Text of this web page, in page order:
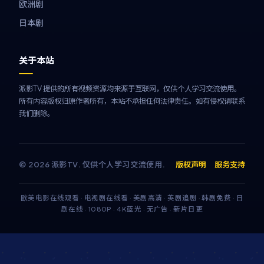
欧洲剧
日本剧
关于本站
派影TV 提供的所有视频资源均来源于互联网，仅供个人学习交流使用。
所有内容版权归原作者所有，本站不承担任何法律责任。如有侵权请联系
我们删除。
© 2026 派影TV. 仅供个人学习交流使用. 版权声明 服务支持
欧美电影在线观看 · 电视剧在线看 · 美剧高清 · 英剧追剧 · 韩剧免费 · 日
剧在线 · 1080P · 4K蓝光 · 无广告 · 新片日更